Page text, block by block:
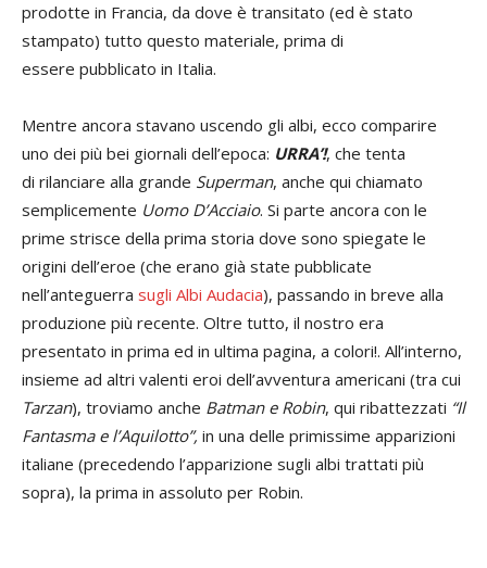
prodotte in Francia, da dove è transitato (ed è stato
stampato) tutto questo materiale, prima di
essere pubblicato in Italia.
Mentre ancora stavano uscendo gli albi, ecco comparire
uno dei più bei giornali dell’epoca: URRA’!, che tenta
di rilanciare alla grande Superman, anche qui chiamato
semplicemente Uomo D’Acciaio. Si parte ancora con le
prime strisce della prima storia dove sono spiegate le
origini dell’eroe (che erano già state pubblicate
nell’anteguerra sugli Albi Audacia), passando in breve alla
produzione più recente. Oltre tutto, il nostro era
presentato in prima ed in ultima pagina, a colori!. All’interno,
insieme ad altri valenti eroi dell’avventura americani (tra cui
Tarzan), troviamo anche Batman e Robin, qui ribattezzati “Il
Fantasma e l’Aquilotto”, in una delle primissime apparizioni
italiane (precedendo l’apparizione sugli albi trattati più
sopra), la prima in assoluto per Robin.